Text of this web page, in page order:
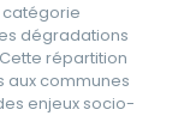
catégorie
dégradations
répartition
communes
enjeux socio-